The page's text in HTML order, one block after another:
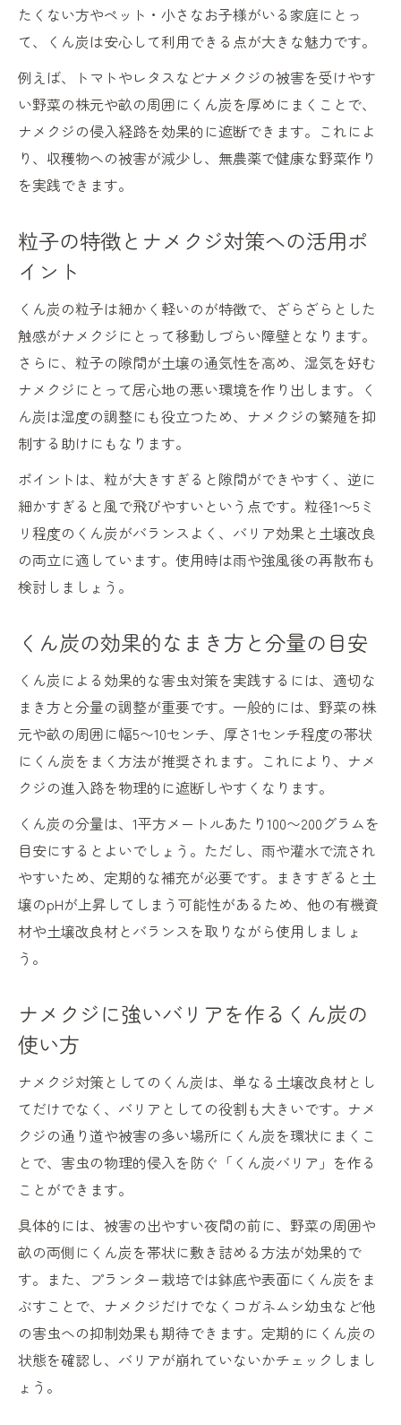
くん炭と他資材の組み合わせ活用術
くん炭の効果と適切な使い方を再確認
害虫忌避に役立つくん炭の活用方法
くん炭で家庭菜園の虫被害を予防する
籾殻くん炭のメリットと注意事項
籾殻くん炭のメリットとデメリット解説
くん炭 メリットを活かす正しい使い方
籾殻くん炭の適切な施用量とタイミング
籾殻燻炭 デメリットを防ぐ活用術
炭の性質と虫除けへの応用ポイント
くん炭の性質が持つ虫除け効果の仕組み
炭による害虫忌避の原理をわかりやすく解
説
くん炭 コガネムシ対策の実態とポイント
炭の物理的性質を生かした虫除け方法
くん炭 効果を活かす組み合わせ利用法
くん炭で叶える健康な土壌と虫害予防
くん炭で土壌改良と虫害予防を実現する方
法
くん炭を土にまく効果と虫害抑制の関係
くん炭で家庭菜園の生育環境を整えるコツ
くん炭 効果を最大化する土壌管理の工夫
たくない方やペット・小さなお子様がいる家庭にとっ
て、くん炭は安心して利用できる点が大きな魅力です。
例えば、トマトやレタスなどナメクジの被害を受けやす
い野菜の株元や畝の周囲にくん炭を厚めにまくことで、
ナメクジの侵入経路を効果的に遮断できます。これによ
り、収穫物への被害が減少し、無農薬で健康な野菜作り
を実践できます。
粒子の特徴とナメクジ対策への活用ポ
イント
くん炭の粒子は細かく軽いのが特徴で、ざらざらとした
触感がナメクジにとって移動しづらい障壁となります。
さらに、粒子の隙間が土壌の通気性を高め、湿気を好む
ナメクジにとって居心地の悪い環境を作り出します。く
ん炭は湿度の調整にも役立つため、ナメクジの繁殖を抑
制する助けにもなります。
ポイントは、粒が大きすぎると隙間ができやすく、逆に
細かすぎると風で飛びやすいという点です。粒径1〜5ミ
リ程度のくん炭がバランスよく、バリア効果と土壌改良
の両立に適しています。使用時は雨や強風後の再散布も
検討しましょう。
くん炭の効果的なまき方と分量の目安
くん炭による効果的な害虫対策を実践するには、適切な
まき方と分量の調整が重要です。一般的には、野菜の株
元や畝の周囲に幅5〜10センチ、厚さ1センチ程度の帯状
にくん炭をまく方法が推奨されます。これにより、ナメ
クジの進入路を物理的に遮断しやすくなります。
くん炭の分量は、1平方メートルあたり100〜200グラムを
目安にするとよいでしょう。ただし、雨や灌水で流され
やすいため、定期的な補充が必要です。まきすぎると土
壌のpHが上昇してしまう可能性があるため、他の有機資
材や土壌改良材とバランスを取りながら使用しましょ
う。
ナメクジに強いバリアを作るくん炭の
使い方
ナメクジ対策としてのくん炭は、単なる土壌改良材とし
てだけでなく、バリアとしての役割も大きいです。ナメ
クジの通り道や被害の多い場所にくん炭を環状にまくこ
とで、害虫の物理的侵入を防ぐ「くん炭バリア」を作る
ことができます。
具体的には、被害の出やすい夜間の前に、野菜の周囲や
畝の両側にくん炭を帯状に敷き詰める方法が効果的で
す。また、プランター栽培では鉢底や表面にくん炭をま
ぶすことで、ナメクジだけでなくコガネムシ幼虫など他
の害虫への抑制効果も期待できます。定期的にくん炭の
状態を確認し、バリアが崩れていないかチェックしまし
ょう。